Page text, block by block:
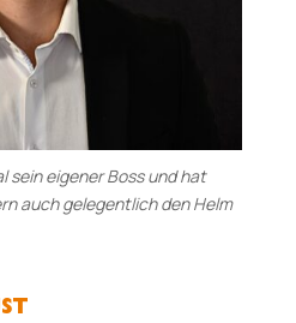
sein eigener Boss und hat
auch gelegentlich den Helm